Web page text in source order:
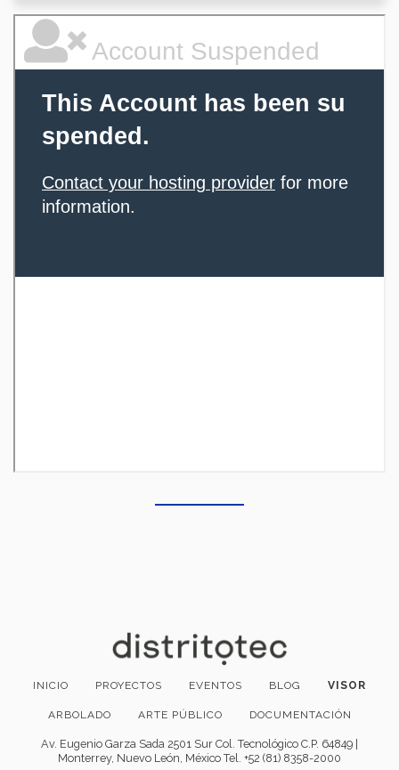
INICIO PROYECTOS EVENTOS BLOG VISOR
ARBOLADO ARTE PÚBLICO DOCUMENTACIÓN
Av. Eugenio Garza Sada 2501 Sur Col. Tecnológico C.P. 64849 |
Monterrey, Nuevo León, México Tel. +52 (81) 8358-2000